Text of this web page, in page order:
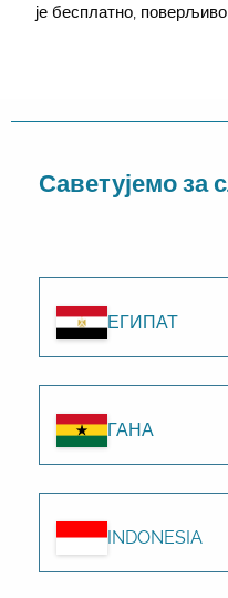
је бесплатно,
Саветујемо за
ЕГИПАТ
ГАНА
INDONESIA